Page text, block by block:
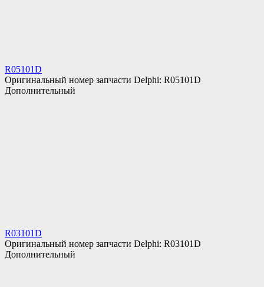
R05101D
Оригинальный номер запчасти Delphi: R05101D
Дополнительный
R03101D
Оригинальный номер запчасти Delphi: R03101D
Дополнительный